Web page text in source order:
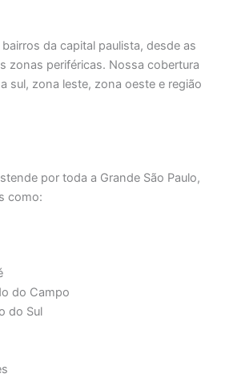
da capital paulista, desde as
zonas periféricas. Nossa cobertura
sul, zona leste, zona oeste e região
por toda a Grande São Paulo,
como:
do Campo
do Sul